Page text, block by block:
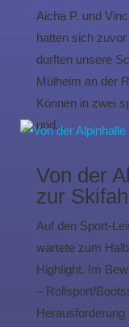
Aicha P. und
hatten sich
durften unsere
Mülheim an der
Können in zwei
und...
Von der
zur
Auf den Sport-
wartete zum
Highlight. Im
– Rollsport/
Herausforderung